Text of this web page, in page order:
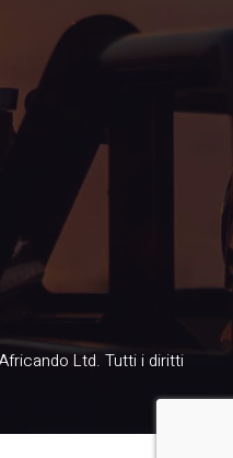
Ltd. Tutti i diritti